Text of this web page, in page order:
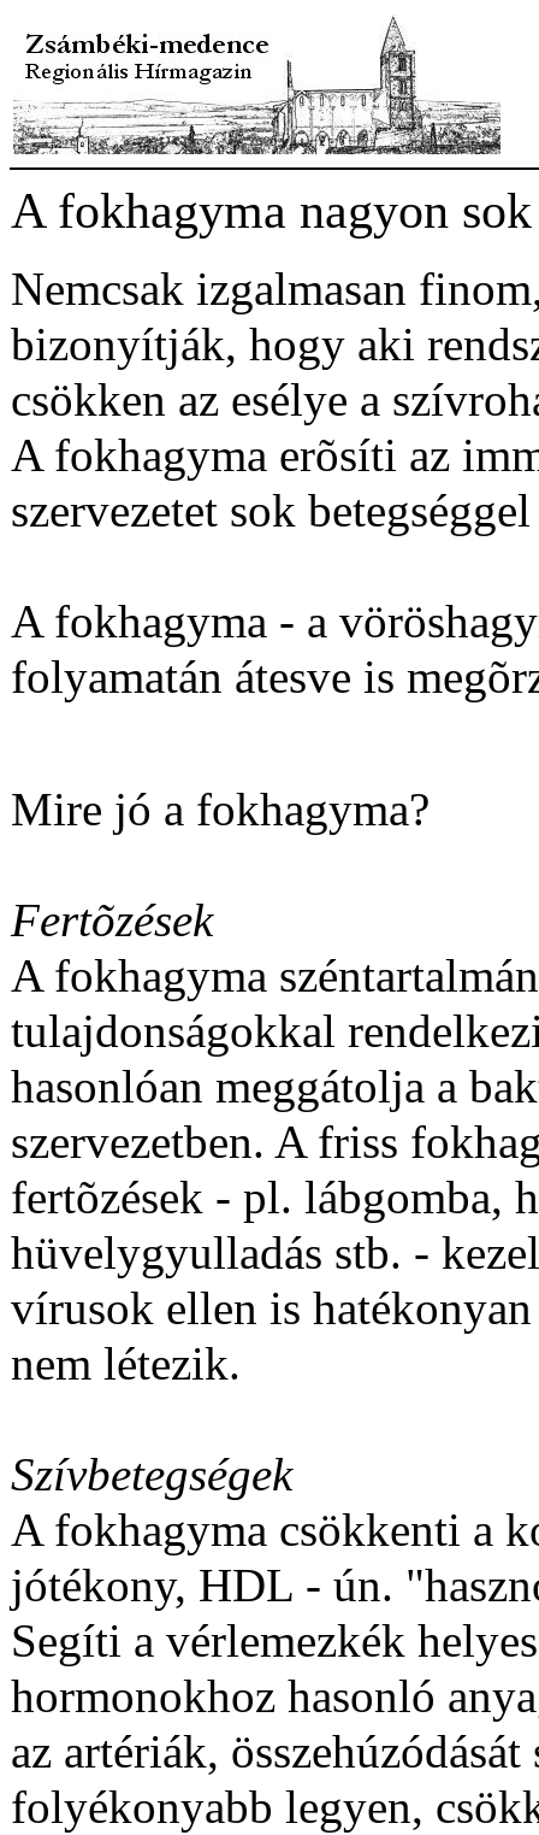
A fokhagyma nagyon
Nemcsak izgalmasan
bizonyítják, hogy aki
csökken az esélye a
A fokhagyma erõsíti az
szervezetet sok
A fokhagyma - a
folyamatán átesve is
Mire jó a fokhagyma?
Fertõzések
A fokhagyma
tulajdonságokkal
hasonlóan meggátolja a
szervezetben. A friss
fertõzések - pl. lábgomba,
hüvelygyulladás stb. -
vírusok ellen is
nem létezik.
Szívbetegségek
A fokhagyma csökkenti a
jótékony, HDL - ún.
Segíti a vérlemezkék
hormonokhoz hasonló
az artériák, összehúzódását
folyékonyabb legyen,